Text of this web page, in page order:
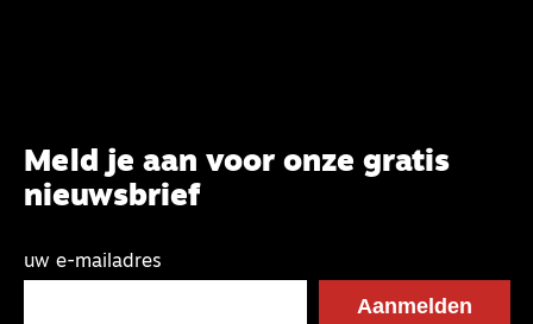
Meld je aan voor onze gratis
nieuwsbrief
uw e-mailadres